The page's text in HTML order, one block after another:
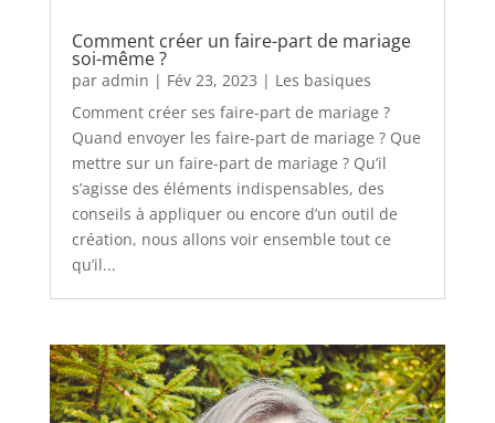
Comment créer un faire-part de mariage
soi-même ?
par admin | Fév 23, 2023 | Les basiques
Comment créer ses faire-part de mariage ?
Quand envoyer les faire-part de mariage ? Que
mettre sur un faire-part de mariage ? Qu’il
s’agisse des éléments indispensables, des
conseils à appliquer ou encore d’un outil de
création, nous allons voir ensemble tout ce
qu’il...